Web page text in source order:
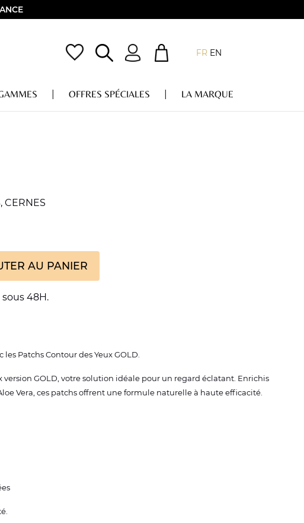
FR EN
OFFRES SPÉCIALES LA MARQUE
CERNES
AU PANIER
48H.
Patchs Contour des Yeux GOLD.
version GOLD, votre solution idéale pour un regard éclatant. Enrichis
Vera, ces patchs offrent une formule naturelle à haute efficacité.